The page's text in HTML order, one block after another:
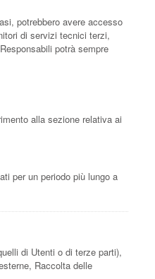
potrebbero avere accesso
di servizi tecnici terzi,
potrà sempre
alla sezione relativa ai
per un periodo più lungo a
di Utenti o di terze parti),
Raccolta delle